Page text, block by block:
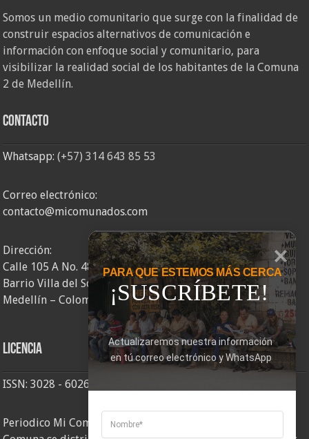
Somos un medio comunitario que surge con la finalidad de
construir espacios alternativos de comunicación e
información con enfoque social y comunitario, para
visibilizar la realidad social de los habitantes de la Comuna
2 de Medellín.
Contacto
Whatsapp:(+57) 314 643 85 53
Correo electrónico:
contacto@micomunados.com
Dirección:
Calle 105 A No. 48AA – 58
Barrio Villa del Socorro
Medellín – Colombia
Licencia
ISSN: 3028 - 6026
Periodico Mi Comuna 2, elaborado por Corporación Mi
PARA QUE ESTEMOS MÁS CERCA
¡SUSCRÍBETE!
Actualizaremos nuestra información
en tú correo electrónico y WhatsApp